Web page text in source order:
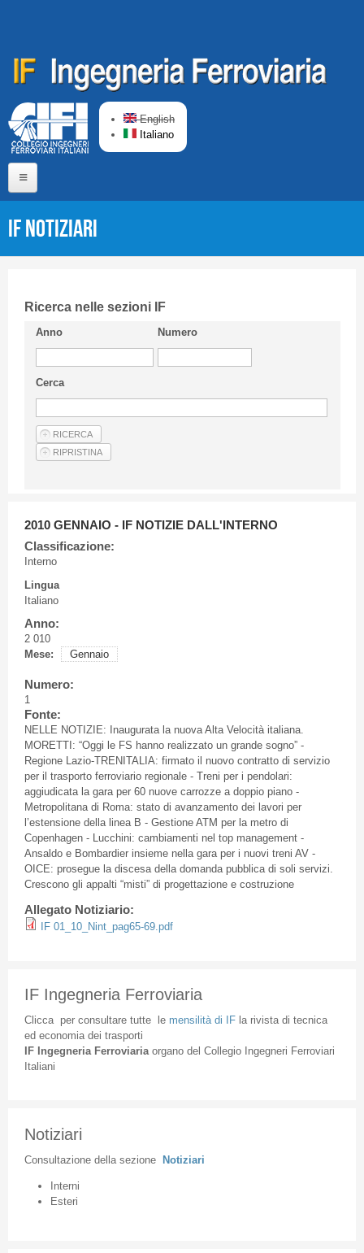
English
Italiano
CIFI in breve
Linee Guida
Privacy Policy
Articoli
IF Notiziari
Ricerca nelle sezioni IF
Anno Numero
Cerca
2010 GENNAIO - IF NOTIZIE DALL'INTERNO
Classificazione:
Interno
Lingua
Italiano
Anno:
2 010
Mese:
Gennaio
Numero:
1
Fonte:
NELLE NOTIZIE: Inauguratala nuovaAlta Velocità italiana.
MORETTI : “Oggi le FS hanno realizzatoun grande sogno”-
Regione Lazio-TRENITALIA: firmato il nuovo contratto di servizio
per il trasporto ferroviario regionale- Treni per i pendolari:
aggiudicatala garaper 60 nuove carrozzea doppiopiano -
Metropolitana di Roma: stato di avanzamento dei lavori per
l’estensione della lineaB - GestioneATM per la metro di
Copenhagen - Lucchini: cambiamenti nel top management -
Ansaldoe Bombardier insieme nella garaper i nuovi treni AV -
OICE: proseguela discesa della domanda pubblica di soli servizi.
Crescono gli appalti “misti” di progettazionee costruzione
Allegato Notiziario:
IF 01_10_Nint_pag65-69.pdf
IF Ingegneria Ferroviaria
Cliccaper consultare tuttele mensilità di IFla rivista di tecnica
ed economia dei trasporti
IF Ingegneria Ferroviaria organodel Collegio Ingegneri Ferroviari
Italiani
Notiziari
Consultazione della sezione Notiziari
Interni
Esteri